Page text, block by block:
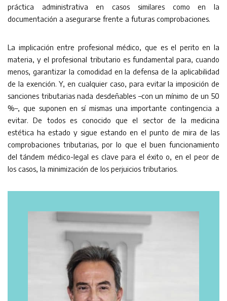
práctica administrativa en casos similares como en la
documentación a asegurarse frente a futuras comprobaciones.
La implicación entre profesional médico, que es el perito en la
materia, y el profesional tributario es fundamental para, cuando
menos, garantizar la comodidad en la defensa de la aplicabilidad
de la exención. Y, en cualquier caso, para evitar la imposición de
sanciones tributarias nada desdeñables –con un mínimo de un 50
%–, que suponen en sí mismas una importante contingencia a
evitar. De todos es conocido que el sector de la medicina
estética ha estado y sigue estando en el punto de mira de las
comprobaciones tributarias, por lo que el buen funcionamiento
del tándem médico-legal es clave para el éxito o, en el peor de
los casos, la minimización de los perjuicios tributarios.